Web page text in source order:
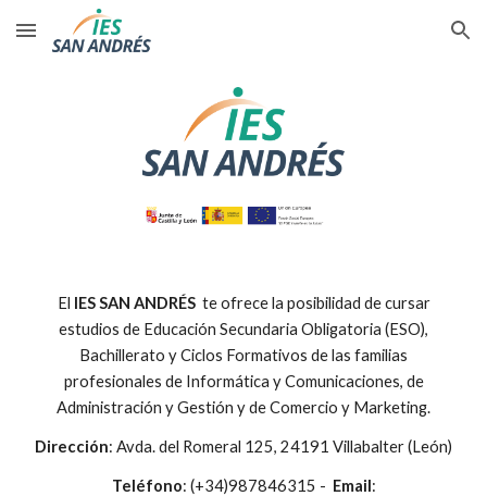
Skip to main content Skip to navigation
El IES SAN ANDRÉS te ofrece la posibilidad de cursar
estudios de Educación Secundaria Obligatoria (ESO),
Bachillerato y Ciclos Formativos de las familias
profesionales de Informática y Comunicaciones, de
Administración y Gestión y de Comercio y Marketing.
Dirección: Avda. del Romeral 125, 24191 Villabalter (León)
Teléfono: (+34)987846315 - Email: